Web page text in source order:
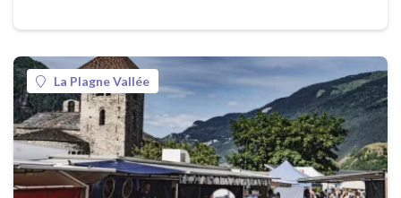
La Plagne Vallée